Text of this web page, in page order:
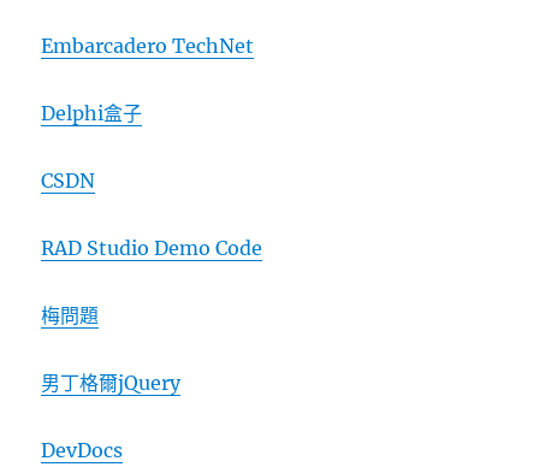
Embarcadero TechNet
Delphi盒子
CSDN
RAD Studio Demo Code
梅問題
男丁格爾jQuery
DevDocs